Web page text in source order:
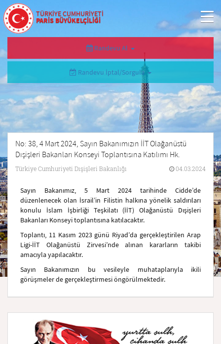
TÜRKİYE CUMHURİYETİ
PARİS BÜYÜKELÇİLİĞİ
Randevu Al
Randevu İptal/Sorgula
No: 38, 4 Mart 2024, Sayın Bakanımızın İİT Olağanüstü
Dışişleri Bakanları Konseyi Toplantısına Katılımı Hk.
Türkiye Cumhuriyeti Dışişleri Bakanlığı 04.03.2024
Sayın Bakanımız, 5 Mart 2024 tarihinde Cidde’de
düzenlenecek olan İsrail’in Filistin halkına yönelik saldırıları
konulu İslam İşbirliği Teşkilatı (İİT) Olağanüstü Dışişleri
Bakanları Konseyi toplantısına katılacaktır.
Toplantı, 11 Kasım 2023 günü Riyad’da gerçekleştirilen Arap
Ligi-İİT Olağanüstü Zirvesi’nde alınan kararların takibi
amacıyla yapılacaktır.
Sayın Bakanımızın bu vesileyle muhataplarıyla ikili
görüşmeler de gerçekleştirmesi öngörülmektedir.